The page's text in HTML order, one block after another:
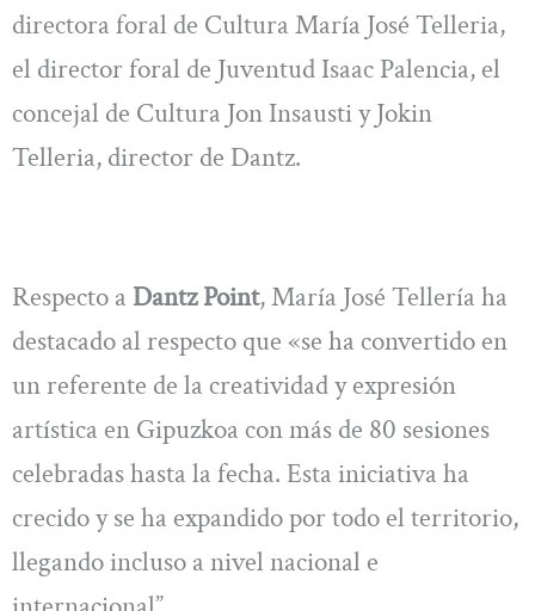
directora foral de Cultura María José Telleria,
el director foral de Juventud Isaac Palencia, el
concejal de Cultura Jon Insausti y Jokin
Telleria, director de Dantz.
Respecto a Dantz Point, María José Tellería ha
destacado al respecto que «se ha convertido en
un referente de la creatividad y expresión
artística en Gipuzkoa con más de 80 sesiones
celebradas hasta la fecha. Esta iniciativa ha
crecido y se ha expandido por todo el territorio,
llegando incluso a nivel nacional e